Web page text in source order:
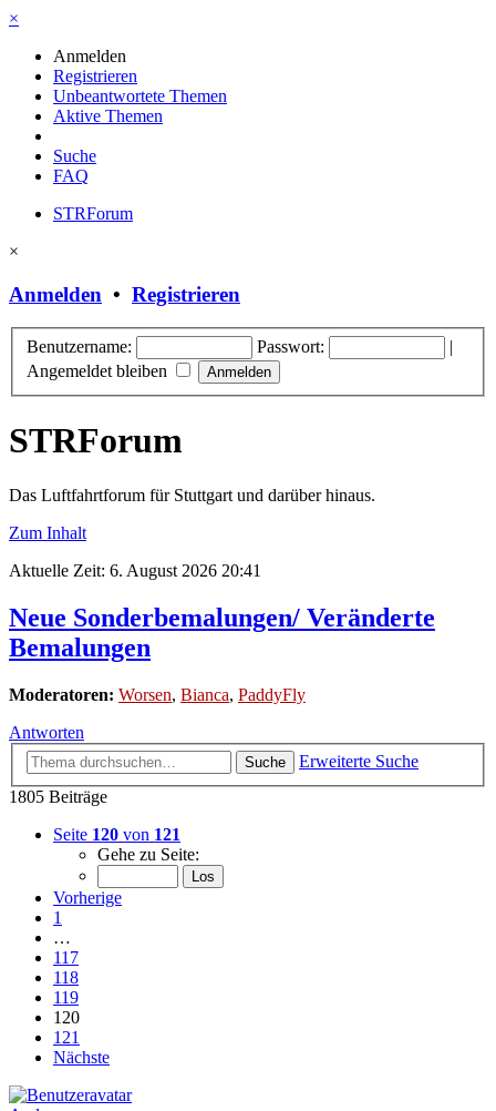
×
Anmelden
Registrieren
Unbeantwortete Themen
Aktive Themen
Suche
FAQ
STRForum
×
Anmelden • Registrieren
Benutzername: Passwort:
|
Angemeldet bleiben
STRForum
Das Luftfahrtforum für Stuttgart und darüber hinaus.
Zum Inhalt
Aktuelle Zeit: 6. August 2026 20:41
Neue Sonderbemalungen/ Veränderte
Bemalungen
Moderatoren: Worsen, Bianca, PaddyFly
Antworten
Suche
Erweiterte Suche
1805 Beiträge
Seite 120 von 121
Gehe zu Seite:
Vorherige
1
…
117
118
119
120
121
Nächste